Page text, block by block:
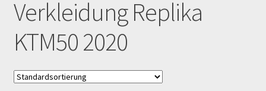
Verkleidung Replika
KTM50 2020